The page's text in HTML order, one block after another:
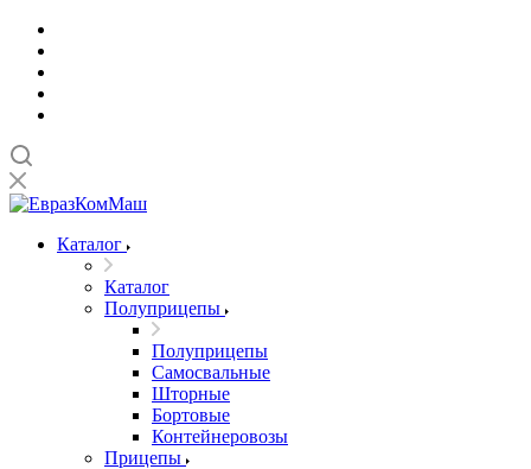
Каталог
Каталог
Полуприцепы
Полуприцепы
Самосвальные
Шторные
Бортовые
Контейнеровозы
Прицепы